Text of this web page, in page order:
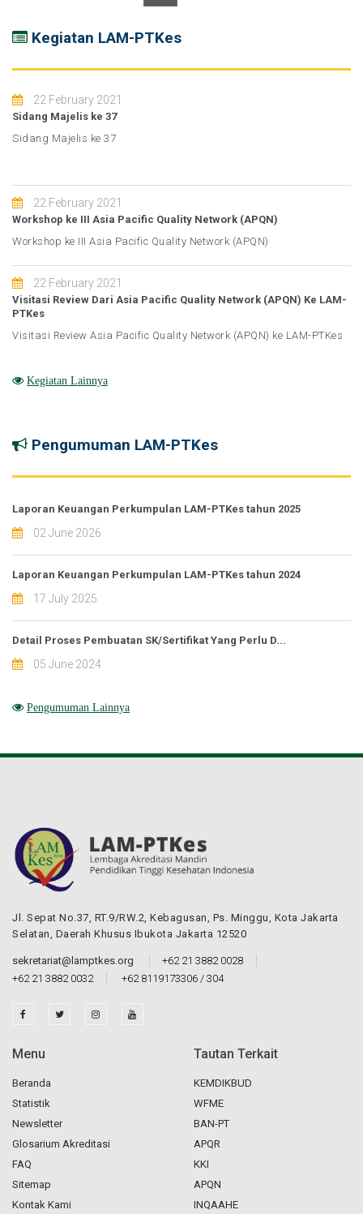
Kegiatan LAM-PTKes
22 February 2021
Sidang Majelis ke 37
Sidang Majelis ke 37
22 February 2021
Workshop ke III Asia Pacific Quality Network (APQN)
Workshop ke III Asia Pacific Quality Network (APQN)
22 February 2021
Visitasi Review Dari Asia Pacific Quality Network (APQN) Ke LAM-
PTKes
Visitasi Review Asia Pacific Quality Network (APQN) ke LAM-PTKes
Kegiatan Lainnya
Pengumuman LAM-PTKes
Laporan Keuangan Perkumpulan LAM-PTKes tahun 2025
02 June 2026
Laporan Keuangan Perkumpulan LAM-PTKes tahun 2024
17 July 2025
Detail Proses Pembuatan SK/Sertifikat Yang Perlu D...
05 June 2024
Pengumuman Lainnya
Jl. Sepat No.37, RT.9/RW.2, Kebagusan, Ps. Minggu, Kota Jakarta
Selatan, Daerah Khusus Ibukota Jakarta 12520
sekretariat@lamptkes.org
+62 21 3882 0028
+62 21 3882 0032
+62 8119173306 / 304
Menu
Beranda
Statistik
Newsletter
Glosarium Akreditasi
FAQ
Sitemap
Kontak Kami
Tautan Terkait
KEMDIKBUD
WFME
BAN-PT
APQR
KKI
APQN
INQAAHE